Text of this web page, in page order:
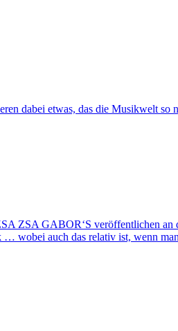
dabei etwas, das die Musikwelt so
ZSA GABOR‘S veröffentlichen
wobei auch das relativ ist, wenn